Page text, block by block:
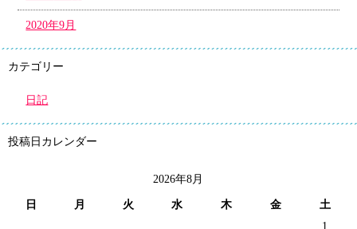
2020年9月
カテゴリー
日記
投稿日カレンダー
2026年8月
日 月 火 水 木 金
土
1